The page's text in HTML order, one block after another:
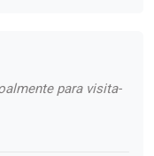
para visita-